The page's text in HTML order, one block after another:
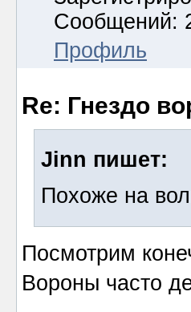
Сообщений:
Профиль
Re: Гнездо
Jinn пишет:
Похоже на
Посмотрим
Вороны часто